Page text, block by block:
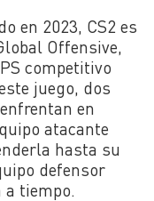
en 2023, CS2 es
Offensive,
competitivo
juego, dos
en
atacante
hasta su
defensor
tiempo.